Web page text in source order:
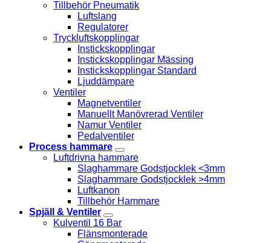
Tillbehör Pneumatik
Luftslang
Regulatorer
Tryckluftskopplingar
Instickskopplingar
Instickskopplingar Mässing
Instickskopplingar Standard
Ljuddämpare
Ventiler
Magnetventiler
Manuellt Manövrerad Ventiler
Namur Ventiler
Pedalventiler
Process hammare
Luftdrivna hammare
Slaghammare Godstjocklek <3mm
Slaghammare Godstjocklek >4mm
Luftkanon
Tillbehör Hammare
Spjäll & Ventiler
Kulventil 16 Bar
Flänsmonterade